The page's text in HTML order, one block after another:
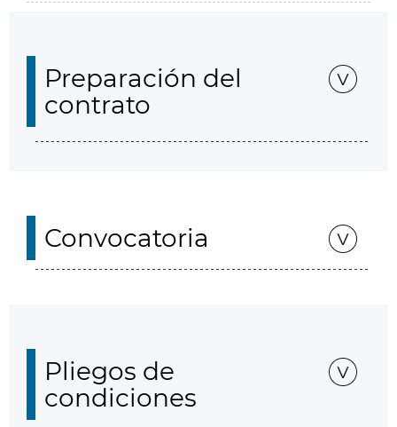
Preparación del
contrato
Convocatoria
Pliegos de
condiciones